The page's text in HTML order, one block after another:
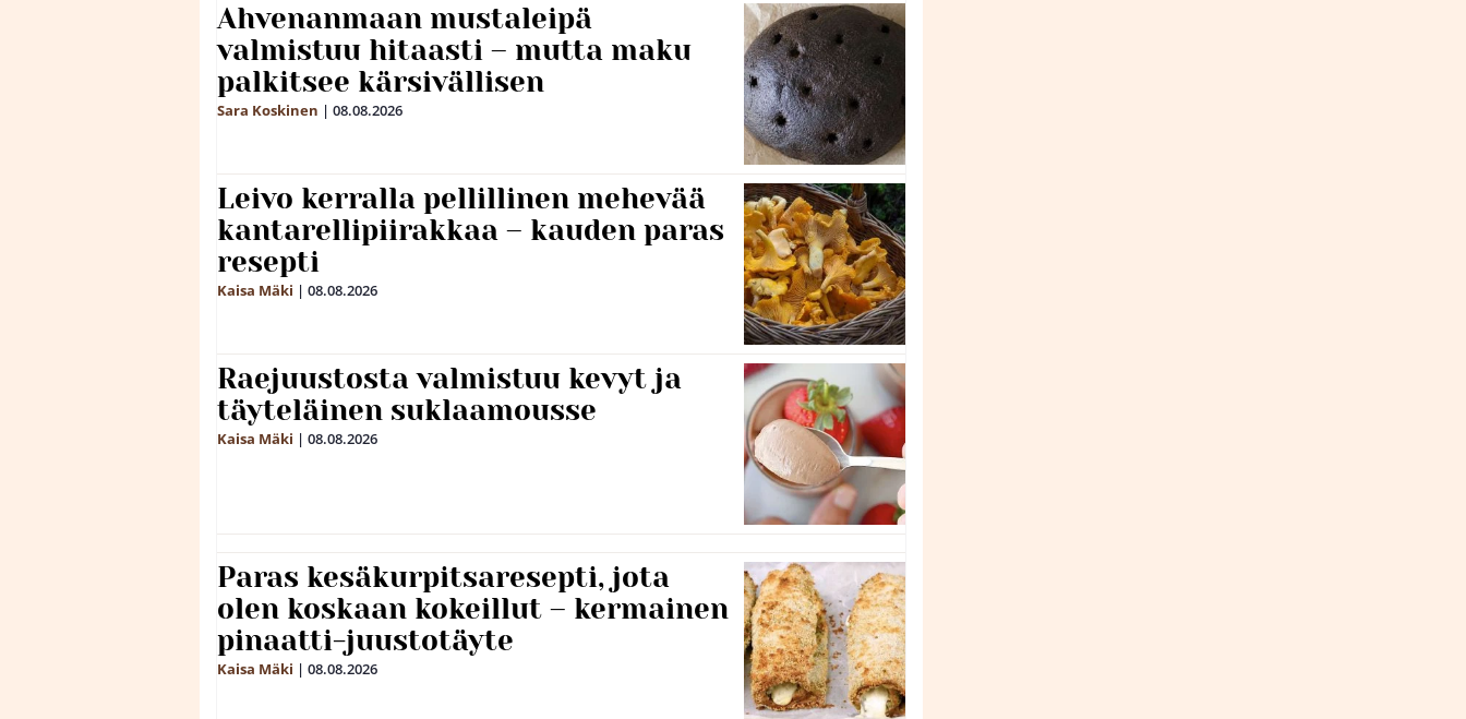
Ahvenanmaan mustaleipä
valmistuu hitaasti – mutta maku
palkitsee kärsivällisen
Sara Koskinen | 08.08.2026
Leivo kerralla pellillinen mehevää
kantarellipiirakkaa – kauden paras
resepti
Kaisa Mäki | 08.08.2026
Raejuustosta valmistuu kevyt ja
täyteläinen suklaamousse
Kaisa Mäki | 08.08.2026
Paras kesäkurpitsaresepti, jota
olen koskaan kokeillut – kermainen
pinaatti-juustotäyte
Kaisa Mäki | 08.08.2026